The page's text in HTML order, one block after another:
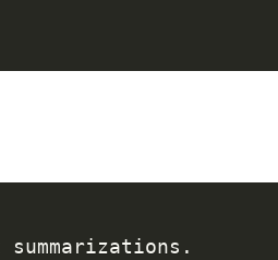
summarizations
.